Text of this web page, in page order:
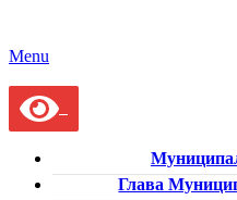
Menu
Глава